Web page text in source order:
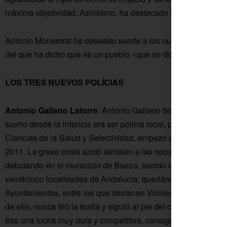
máxima objetividad. Asimismo, ha destacado la gran unión de
Antonio Monserrat ha deseado suerte a los nuevos agentes y
del que ha dicho que es un pueblo «que se domina bien» desde
LOS TRES NUEVOS POLÍCIAS
Antonio Galiano Latorre: Antonio Galiano tiene 26 años y es
sueño desde la infancia era ser policía local, por eso una vez
Ciencias de la Salud y Selectividad, empezó a formarse en una
2011. La grave crisis azotó también a las oposiciones, y hasta
debutando en el municipio de Baeza, siendo el principio de una
veinticinco localidades de Andalucía, quedándose a las
Ayuntamientos, entre los que destacan Vilches, Mancha Real,
de ello, nunca tiró la toalla y siguió al pie del cañón hasta el
tras una lucha muy dura y competitiva, consigue su sueño